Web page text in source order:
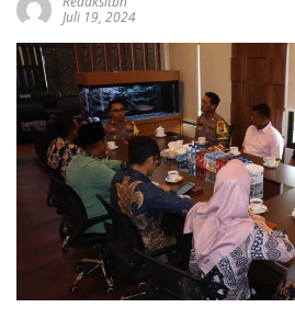
Juli 19, 2024